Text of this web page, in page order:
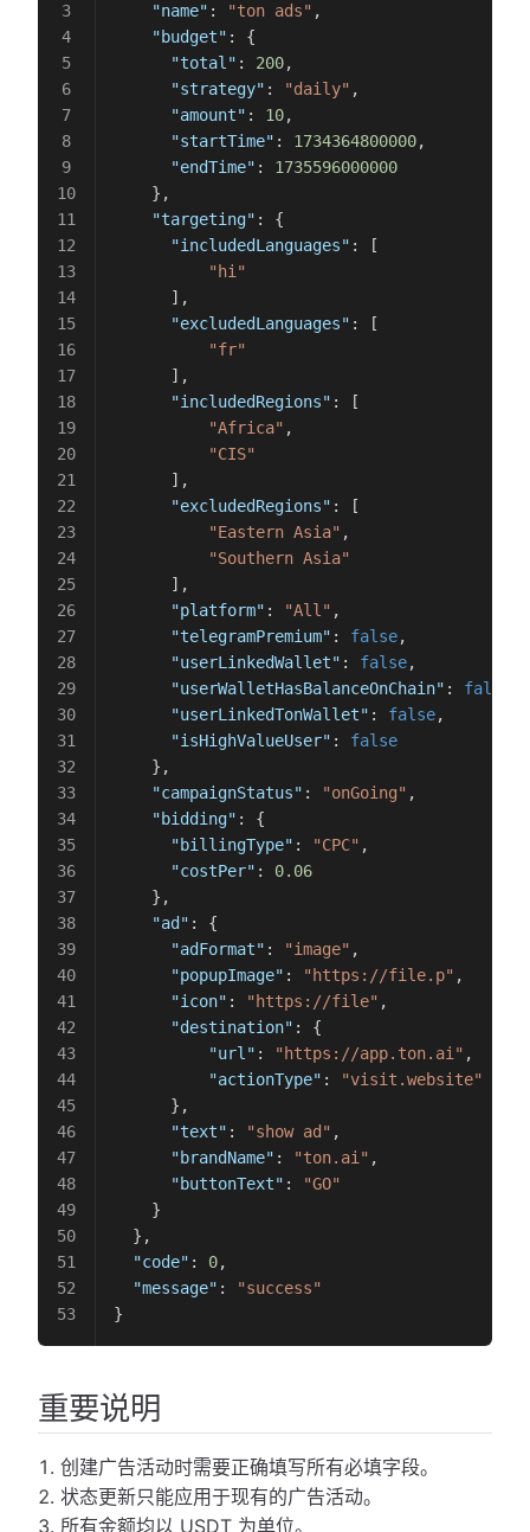
    "name"
: "ton ads" ,
    "budget"
: {
      "total"
: 200,
      "strategy"
: "daily" ,
      "amount"
: 10,
      "startTime"
: 1734364800000,
      "endTime"
: 1735596000000
    },
    "targeting"
: {
      "includedLanguages"
: [
          "hi"
      ],
      "excludedLanguages"
: [
          "fr"
      ],
      "includedRegions"
: [
          "Africa"
,
          "CIS"
      ],
      "excludedRegions"
: [
          "Eastern Asia"
,
          "Southern Asia"
      ],
      "platform"
: "All" ,
      "telegramPremium"
: false,
      "userLinkedWallet"
: false,
      "userWalletHasBalanceOnChain"
: false
      "userLinkedTonWallet"
: false,
      "isHighValueUser"
: false
    },
    "campaignStatus"
: "onGoing" ,
    "bidding"
: {
      "billingType"
: "CPC" ,
      "costPer"
: 0.06
    },
    "ad"
: {
      "adFormat"
: "image" ,
      "popupImage"
: "https://file.p" ,
      "icon"
: "https://file" ,
      "destination"
: {
          "url"
: "https://app.ton.ai" ,
          "actionType"
:
"visit.website"
      },
      "text"
: "show ad" ,
      "brandName"
: "ton.ai" ,
      "buttonText"
:
"GO"
    }
  },
  "code"
: 0,
  "message"
:
"success"
}
重要说明
创建广告活动时需要正确填写所有必填字段。
状态更新只能应用于现有的广告活动。
所有金额均以 USDT 为单位。